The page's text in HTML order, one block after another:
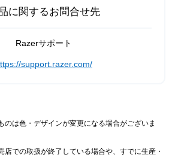
に関するお問合せ先
Razerサポート
support.razer.com/
のは色・デザインが変更になる場合がございま
店での取扱が終了している場合や、すでに生産・